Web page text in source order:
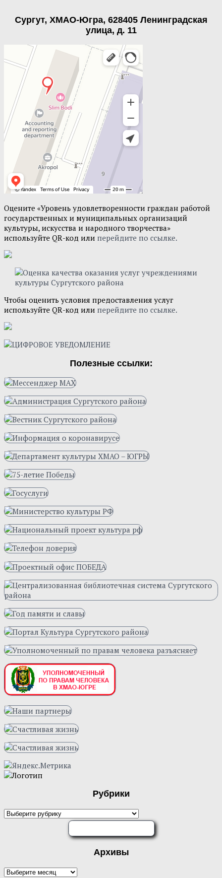
Сургут, ХМАО-Югра, 628405 Ленинградская
улица, д. 11
Оцените «Уровень удовлетворенности граждан работой
государственных и муниципальных организаций
культуры, искусства и народного творчества»
используйте QR-код или перейдите по ссылке.
Чтобы оценить условия предоставления услуг
используйте QR-код или перейдите по ссылке.
Полезные ссылки:
Рубрики
Архивы